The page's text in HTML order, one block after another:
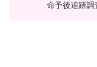
命予後追跡調